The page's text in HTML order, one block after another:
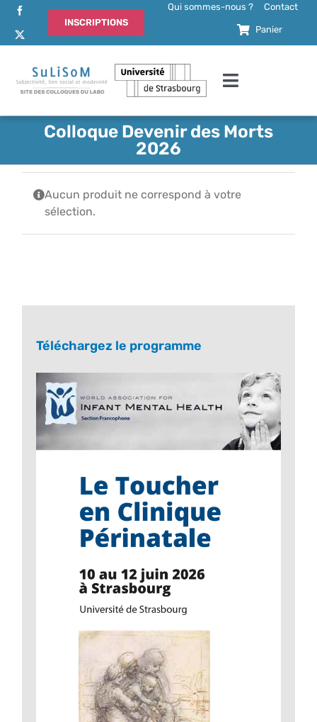
Passer
contenu
INSCRIPTIONS
Qui sommes-nous ? Contact
Panier
Toggle
Navigation
Accueil
Actualités
Comité d’organisation
Programme
Informations pratiques
Colloques passés
RECHERCHER:
Colloque Devenir des Morts
2026
Aucun produit ne correspond à votre
sélection.
Téléchargez le programme